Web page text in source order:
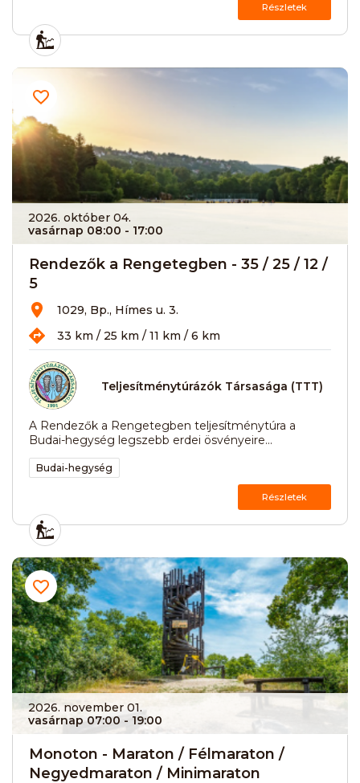
Részletek
2026. október 04.
vasárnap 08:00 - 17:00
Rendezők a Rengetegben - 35 / 25 / 12 /
5
1029, Bp., Hímes u. 3.
33 km / 25 km / 11 km / 6 km
Teljesítménytúrázók Társasága (TTT)
A Rendezők a Rengetegben teljesítménytúra a
Budai-hegység legszebb erdei ösvényeire...
Budai-hegység
Részletek
2026. november 01.
vasárnap 07:00 - 19:00
Monoton - Maraton / Félmaraton /
Negyedmaraton / Minimaraton